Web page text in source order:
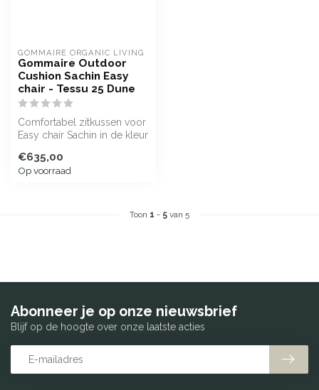
GOMMAIRE ORGANIC LIVING
Gommaire Outdoor
Cushion Sachin Easy
chair - Tessu 25 Dune
Comfortabel zitkussen voor
Easy chair Sachin in de kleur
€635,00
Op voorraad
Toon 1 - 5 van 5
Abonneer je op onze nieuwsbrief
Blijf op de hoogte over onze laatste acties